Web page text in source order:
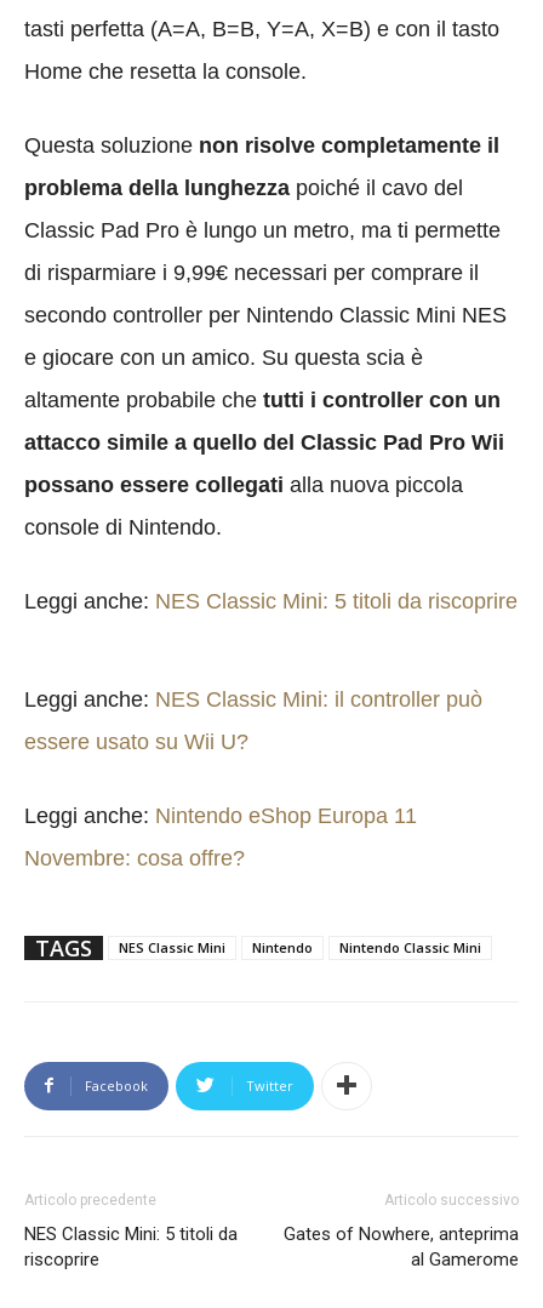
tasti perfetta (A=A, B=B, Y=A, X=B) e con il tasto
Home che resetta la console.
Questa soluzione non risolve completamente il
problema della lunghezza poiché il cavo del
Classic Pad Pro è lungo un metro, ma ti permette
di risparmiare i 9,99€ necessari per comprare il
secondo controller per Nintendo Classic Mini NES
e giocare con un amico. Su questa scia è
altamente probabile che tutti i controller con un
attacco simile a quello del Classic Pad Pro Wii
possano essere collegati alla nuova piccola
console di Nintendo.
Leggi anche: NES Classic Mini: 5 titoli da riscoprire
Leggi anche: NES Classic Mini: il controller può
essere usato su Wii U?
Leggi anche: Nintendo eShop Europa 11
Novembre: cosa offre?
TAGS NES Classic Mini Nintendo Nintendo Classic Mini
Facebook Twitter
Articolo precedente
NES Classic Mini: 5 titoli da
riscoprire
Articolo successivo
Gates of Nowhere, anteprima
al Gamerome